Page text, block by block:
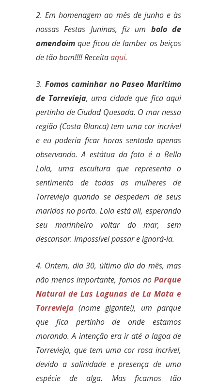
2. Em homenagem ao mês de junho e às
nossas Festas Juninas, fiz um bolo de
amendoim que ficou de lamber os beiços
de tão bom!!!! Receitaaqui.
3. Fomos caminhar no Paseo Marítimo
de Torrevieja, uma cidade que fica aqui
pertinho de Ciudad Quesada. O mar nessa
região (Costa Blanca) tem uma cor incrível
e eu poderia ficar horas sentada apenas
observando. A estátua da foto é a Bella
Lola, uma escultura que representa o
sentimento de todas as mulheres de
Torrevieja quando se despedem de seus
maridos no porto. Lola está ali, esperando
seu marinheiro voltar do mar, sem
descansar. Impossível passar e ignorá-la.
4. Ontem, dia 30, último dia do mês, mas
não menos importante, fomos no Parque
Natural de Las Lagunas de La Mata e
Torrevieja (nome gigante!), um parque
que fica pertinho de onde estamos
morando. A intenção era ir até a lagoa de
Torrevieja, que tem uma cor rosa incrível,
devido a salinidade e presença de uma
espécie de alga. Mas ficamos tão